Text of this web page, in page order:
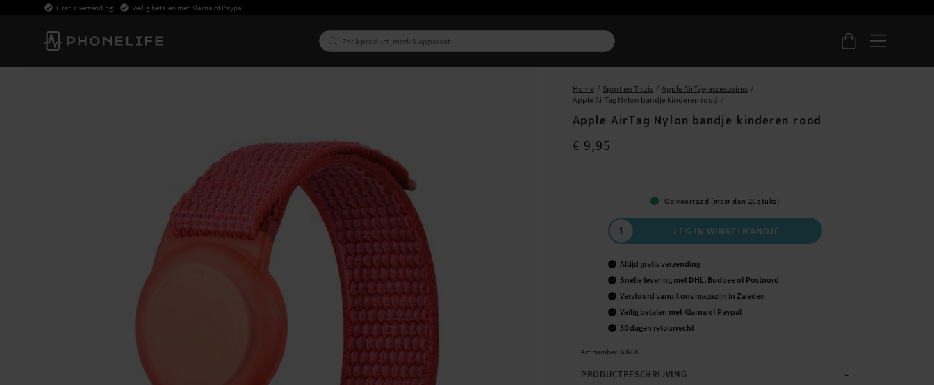
Gratis verzending Veilig betalen met Klarna of Paypal
Home Sport en Thuis
Apple AirTag-accessoires
Apple AirTag Nylon bandje kinderen rood
Apple AirTag Nylon bandje kinderen rood
Prijs € 9,95
€ 9,95
Op voorraad (meer dan 20 stuks)
LEG IN WINKELMANDJE
Altijd gratis verzending
Snelle levering met DHL, Budbee of Postnord
Verstuurd vanuit ons magazijn in Zweden
Veilig betalen met Klarna of Paypal
30 dagen retourrecht
Art number: 63668
PRODUCTBESCHRIJVING -